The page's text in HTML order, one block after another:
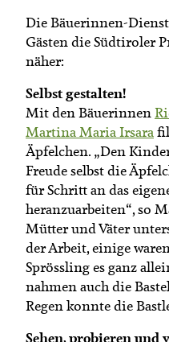
Die Bäuerinnen-
Gästen die Südtiroler
näher:
Selbst gestalten!
Mit den Bäuerinnen
Martina Maria Irsara
Äpfelchen. „Den
Freude selbst die
für Schritt an das
heranzuarbeiten“, so
Mütter und Väter
der Arbeit, einige
Sprössling es ganz
nahmen auch die
Regen konnte die
Sehen, probieren und